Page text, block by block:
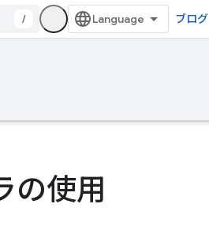
/ ブログ
の使用